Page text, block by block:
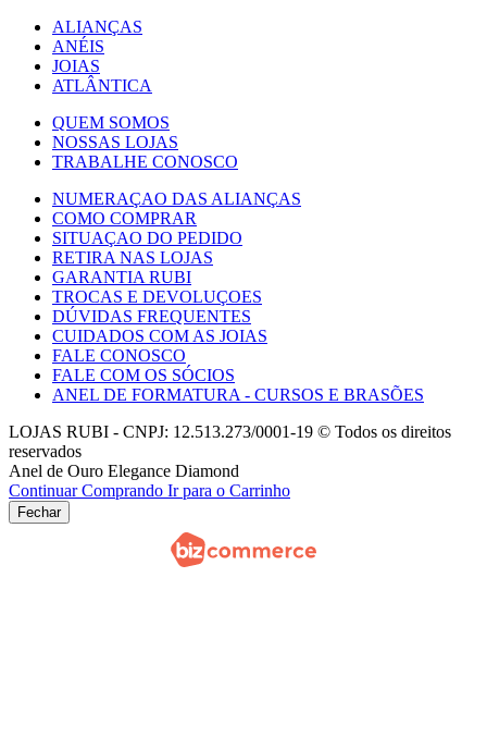
ALIANÇAS
ANÉIS
JOIAS
ATLÂNTICA
QUEM SOMOS
NOSSAS LOJAS
TRABALHE CONOSCO
NUMERAÇAO DAS ALIANÇAS
COMO COMPRAR
SITUAÇAO DO PEDIDO
RETIRA NAS LOJAS
GARANTIA RUBI
TROCAS E DEVOLUÇOES
DÚVIDAS FREQUENTES
CUIDADOS COM AS JOIAS
FALE CONOSCO
FALE COM OS SÓCIOS
ANEL DE FORMATURA - CURSOS E BRASÕES
LOJAS RUBI - CNPJ: 12.513.273/0001-19 © Todos os direitos
reservados
Anel de Ouro Elegance Diamond
Continuar Comprando Ir para o Carrinho
Fechar